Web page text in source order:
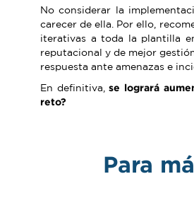
No considerar la
carecer de ella. Por ello,
iterativas a toda la plantilla
reputacional y de mejor
respuesta ante amenazas e
En definitiva,se logrará
reto?
Para